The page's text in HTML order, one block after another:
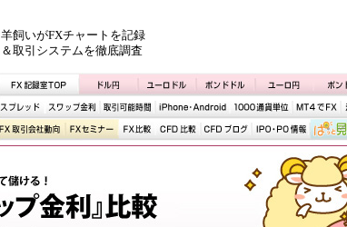
羊飼いがFXチャートを記録
＆取引システムを徹底調査